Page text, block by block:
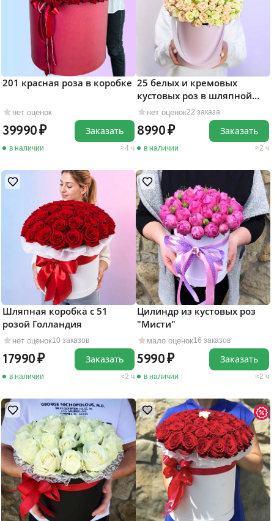
нет оценок
201 красная роза в коробке
39990
в наличии 4 ч
Заказать
нет оценок22 заказа
25 белых и кремовых
кустовых роз в шляпной
коробке
8990
в наличии 2 ч
Заказать
нет оценок10 заказов
Шляпная коробка с 51
розой Голландия
17990
в наличии 2 ч
Заказать
мало оценок16 заказов
Цилиндр из кустовых роз
"Мисти"
5990
в наличии 2 ч
Заказать